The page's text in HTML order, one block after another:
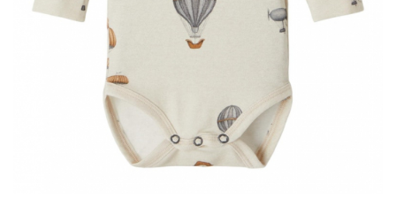
Pantaloni scurți pentru gravide
Sutiene / Bustiere / Maiouri
Pijamale Gravide